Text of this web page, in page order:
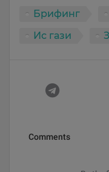
Брифинг
Ис гази